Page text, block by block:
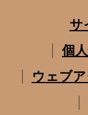
サ
個
ウェブ